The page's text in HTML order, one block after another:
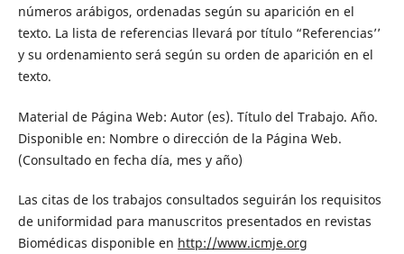
números arábigos, ordenadas según su aparición en el
texto. La lista de referencias llevará por título “Referencias’’
y su ordenamiento será según su orden de aparición en el
texto.
Material de Página Web: Autor (es). Título del Trabajo. Año.
Disponible en: Nombre o dirección de la Página Web.
(Consultado en fecha día, mes y año)
Las citas de los trabajos consultados seguirán los requisitos
de uniformidad para manuscritos presentados en revistas
Biomédicas disponible en http://www.icmje.org